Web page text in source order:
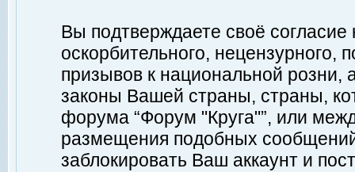
Вы подтверждаете своё
оскорбительного, нецензурного,
призывов к национальной
законы Вашей страны, страны,
форума “Форум "Круга"”, или
размещения подобных
заблокировать Ваш аккаунт и